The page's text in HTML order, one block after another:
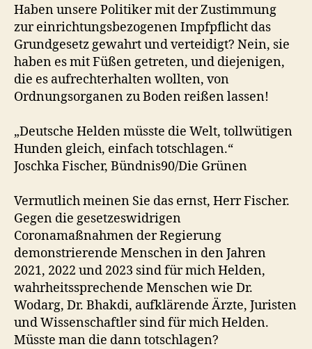
Haben unsere Politiker mit der Zustimmung
zur einrichtungsbezogenen Impfpflicht das
Grundgesetz gewahrt und verteidigt? Nein, sie
haben es mit Füßen getreten, und diejenigen,
die es aufrechterhalten wollten, von
Ordnungsorganen zu Boden reißen lassen!
„Deutsche Helden müsste die Welt, tollwütigen
Hunden gleich, einfach totschlagen.“
Joschka Fischer, Bündnis90/Die Grünen
Vermutlich meinen Sie das ernst, Herr Fischer.
Gegen die gesetzeswidrigen
Coronamaßnahmen der Regierung
demonstrierende Menschen in den Jahren
2021, 2022 und 2023 sind für mich Helden,
wahrheitssprechende Menschen wie Dr.
Wodarg, Dr. Bhakdi, aufklärende Ärzte, Juristen
und Wissenschaftler sind für mich Helden.
Müsste man die dann totschlagen?